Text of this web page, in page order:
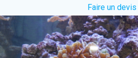
Faire un devis